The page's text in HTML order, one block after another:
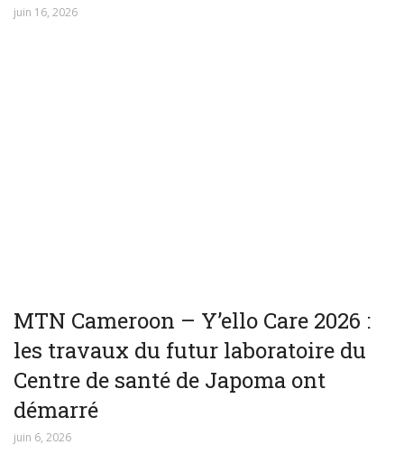
juin 16, 2026
MTN Cameroon – Y’ello Care 2026 :
les travaux du futur laboratoire du
Centre de santé de Japoma ont
démarré
juin 6, 2026